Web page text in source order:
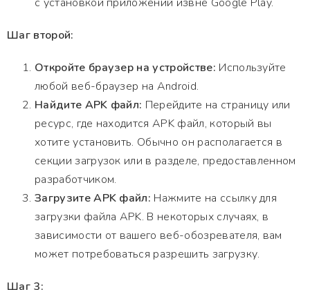
Шаг второй:
Откройте браузер на устройстве: Используйте
любой веб-браузер на Android.
Найдите APK файл: Перейдите на страницу или
ресурс, где находится APK файл, который вы
хотите установить. Обычно он располагается в
секции загрузок или в разделе, предоставленном
разработчиком.
Загрузите APK файл: Нажмите на ссылку для
загрузки файла APK. В некоторых случаях, в
зависимости от вашего веб-обозревателя, вам
может потребоваться разрешить загрузку.
Шаг 3: